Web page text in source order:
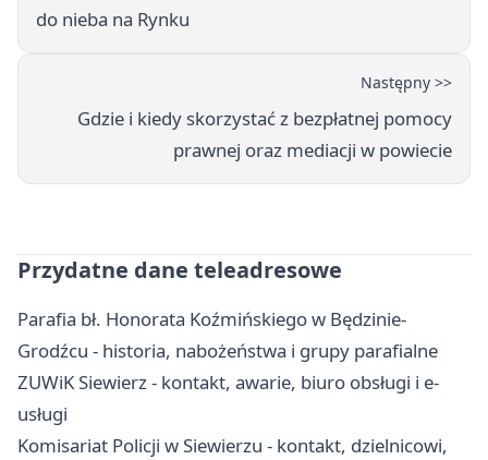
do nieba na Rynku
Następny >>
Gdzie i kiedy skorzystać z bezpłatnej pomocy
prawnej oraz mediacji w powiecie
Przydatne dane teleadresowe
Parafia bł. Honorata Koźmińskiego w Będzinie-
Grodźcu - historia, nabożeństwa i grupy parafialne
ZUWiK Siewierz - kontakt, awarie, biuro obsługi i e-
usługi
Komisariat Policji w Siewierzu - kontakt, dzielnicowi,